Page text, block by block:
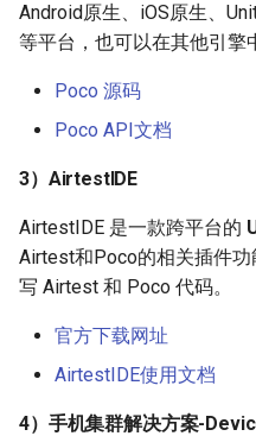
c 3）加入官方答疑群交流
4）给项目提issue
5）到官网上提问
八、微信小程序和小游戏自
化测试
化测试脚本
能
十一、如何测试基于Unity3D
十二、在Windows平台上测试
Android原生、iOS原生、
等平台，也可以在其他引擎
Poco 源码
Poco API文档
3）AirtestIDE
AirtestIDE 是一款跨平台的
Airtest和Poco的相关插件
写 Airtest 和 Poco 代码。
官方下载网址
AirtestIDE使用文档
4）手机集群解决方案-